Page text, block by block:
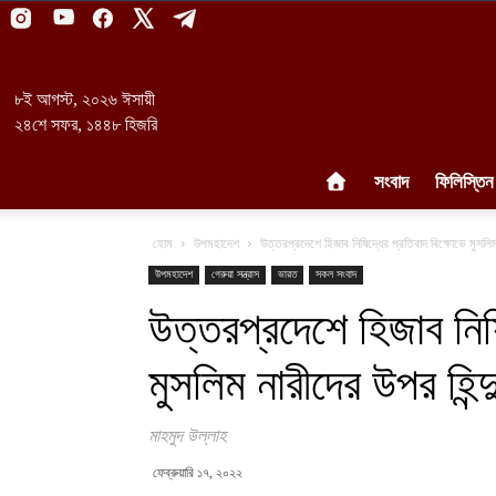
৮ই আগস্ট, ২০২৬ ঈসায়ী
২৪শে সফর, ১৪৪৮ হিজরি
সংবাদ ফিলিস্তিন
হোম উপমহাদেশ উত্তরপ্রদেশে হিজাব নিষিদ্ধের প্রতিবাদ বিক্ষোভে
উপমহাদেশ গেরুয়া সন্ত্রাস ভারত সকল সংবাদ
উত্তরপ্রদেশে হিজাব
মুসলিম নারীদের উপর
মাহমুদ উল্লাহ
ফেব্রুয়ারি ১৭, ২০২২